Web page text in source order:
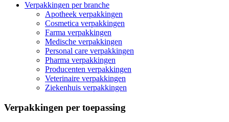
Verpakkingen per branche
Apotheek verpakkingen
Cosmetica verpakkingen
Farma verpakkingen
Medische verpakkingen
Personal care verpakkingen
Pharma verpakkingen
Producenten verpakkingen
Veterinaire verpakkingen
Ziekenhuis verpakkingen
Verpakkingen per toepassing